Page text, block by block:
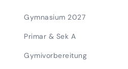
Gymnasium 2027
Primar & Sek A
Gymivorbereitung